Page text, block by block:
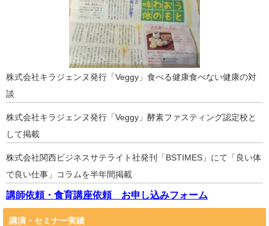
株式会社キラジェンヌ発行「Veggy」食べる健康食べない健康の対
談
株式会社キラジェンヌ発行「Veggy」酵素ファスティング認定校と
して掲載
株式会社関西ビジネスサテライト社発刊「BSTIMES」にて「良い体
で良い仕事」コラムを半年間掲載
講師依頼・食育講座依頼 お申し込みフォーム
講演・セミナー実績